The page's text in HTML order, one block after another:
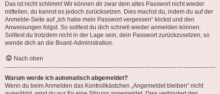
Das ist nicht schlimm! Wir können dir zwar dein altes Passwort nicht wieder
mitteilen, du kannst es jedoch zurücksetzen. Dies machst du, indem du auf der
Anmelde-Seite auf „Ich habe mein Passwort vergessen“ klickst und den
Anweisungen folgst. So solltest du dich schnell wieder anmelden können.
Solltest du trotzdem nicht in der Lage sein, dein Passwort zurückzusetzen, so
wende dich an die Board-Administration.
Nach oben
Warum werde ich automatisch abgemeldet?
Wenn du beim Anmelden das Kontrollkästchen „Angemeldet bleiben“ nicht